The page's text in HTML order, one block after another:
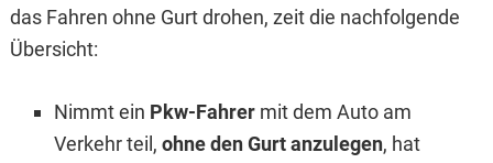
das Fahren ohne Gurt drohen, zeit die nachfolgende
Übersicht:
Nimmt ein Pkw-Fahrermit dem Auto am
Verkehr teil, ohne den Gurt anzulegen, hat